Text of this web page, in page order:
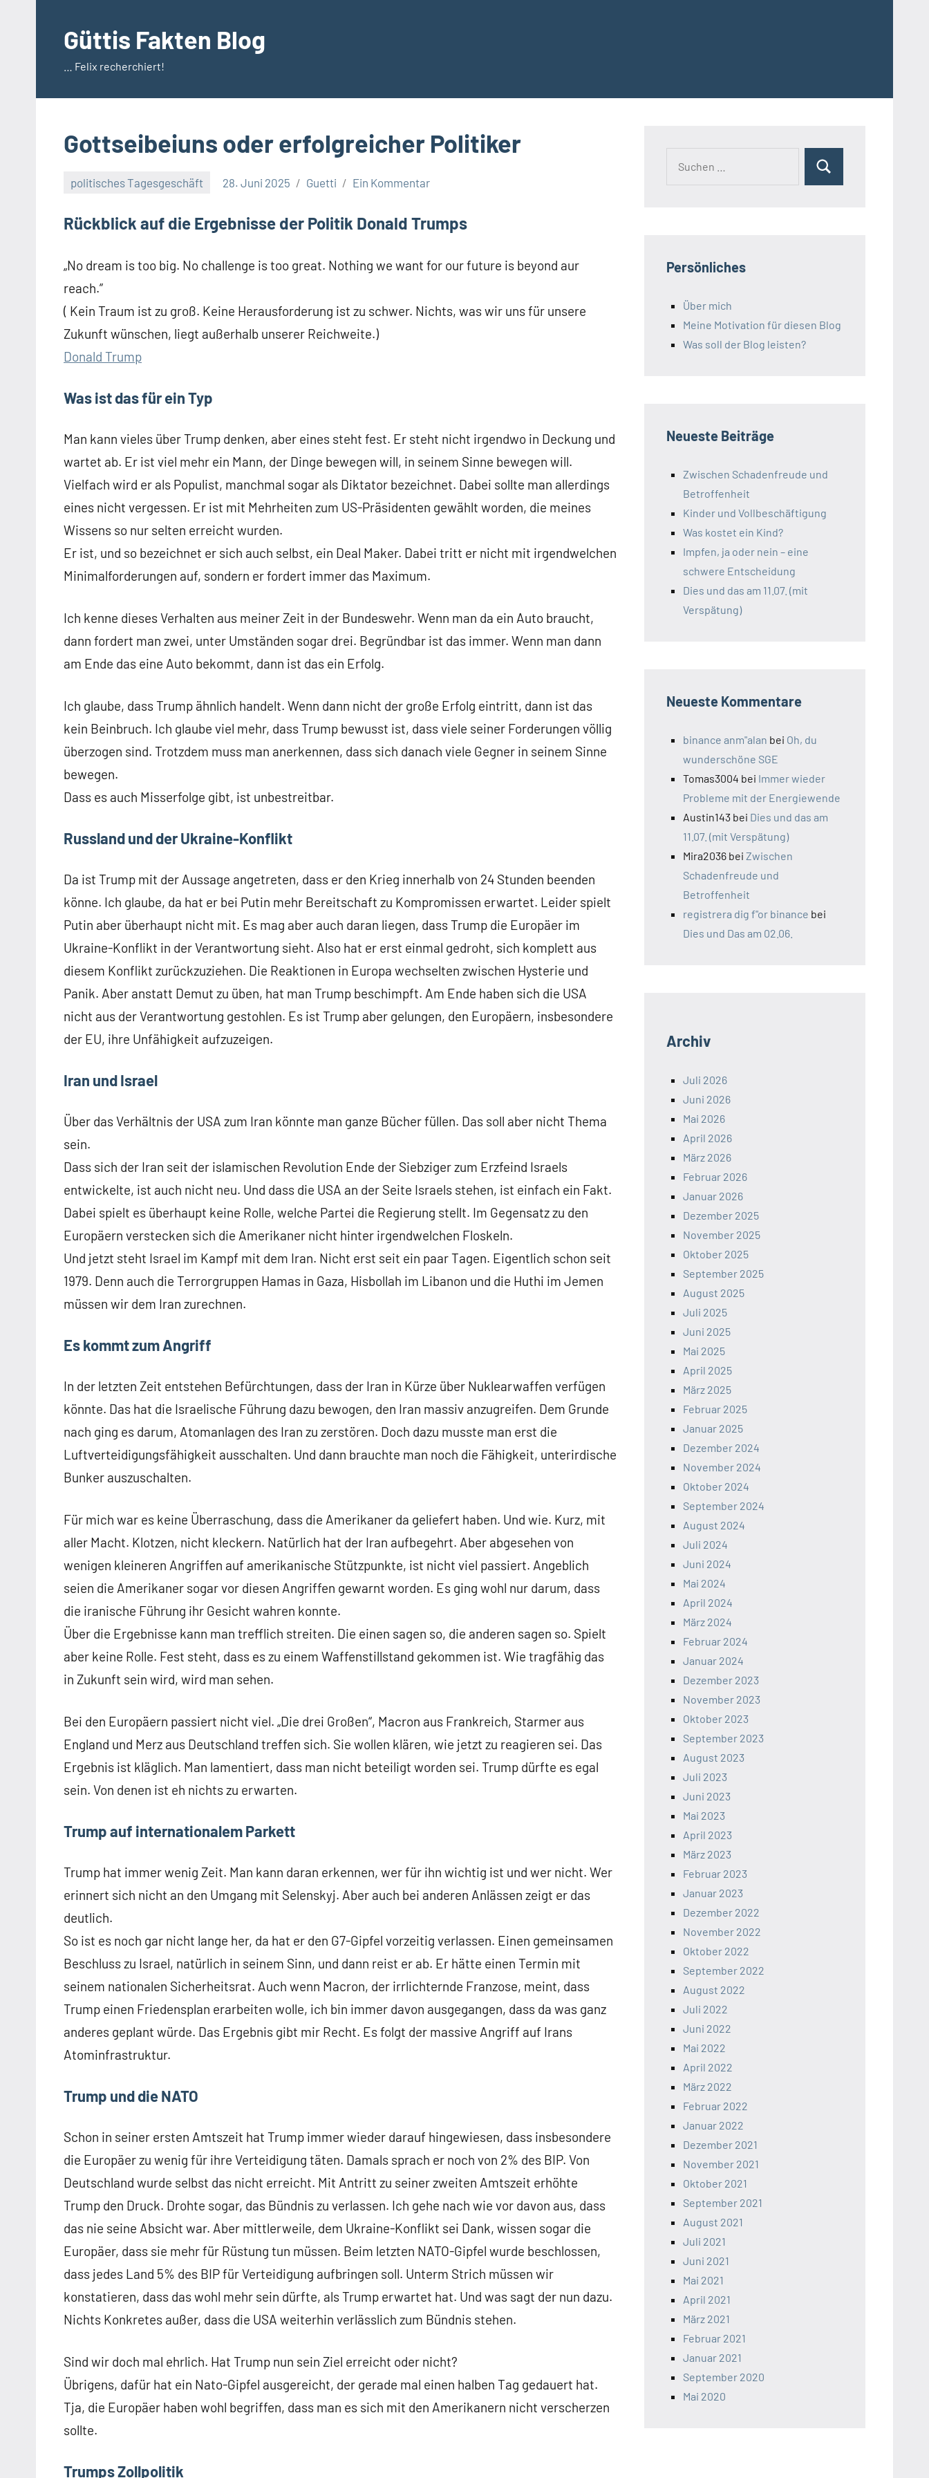
springenGüttis Fakten Blog
… Felix recherchiert!
Gottseibeiuns oder erfolgreicher Politiker
politisches Tagesgeschäft 28. Juni 2025 Guetti Ein Kommentar
Rückblick auf die Ergebnisse der Politik Donald Trumps
„No dream is too big. No challenge is too great. Nothing we want for our future is beyond aur
reach.”
( Kein Traum ist zu groß. Keine Herausforderung ist zu schwer. Nichts, was wir uns für unsere
Zukunft wünschen, liegt außerhalb unserer Reichweite.)
Donald Trump
Was ist das für ein Typ
Man kann vieles über Trump denken, aber eines steht fest. Er steht nicht irgendwo in Deckung und
wartet ab. Er ist viel mehr ein Mann, der Dinge bewegen will, in seinem Sinne bewegen will.
Vielfach wird er als Populist, manchmal sogar als Diktator bezeichnet. Dabei sollte man allerdings
eines nicht vergessen. Er ist mit Mehrheiten zum US-Präsidenten gewählt worden, die meines
Wissens so nur selten erreicht wurden.
Er ist, und so bezeichnet er sich auch selbst, ein Deal Maker. Dabei tritt er nicht mit irgendwelchen
Minimalforderungen auf, sondern er fordert immer das Maximum.
Ich kenne dieses Verhalten aus meiner Zeit in der Bundeswehr. Wenn man da ein Auto braucht,
dann fordert man zwei, unter Umständen sogar drei. Begründbar ist das immer. Wenn man dann
am Ende das eine Auto bekommt, dann ist das ein Erfolg.
Ich glaube, dass Trump ähnlich handelt. Wenn dann nicht der große Erfolg eintritt, dann ist das
kein Beinbruch. Ich glaube viel mehr, dass Trump bewusst ist, dass viele seiner Forderungen völlig
überzogen sind. Trotzdem muss man anerkennen, dass sich danach viele Gegner in seinem Sinne
bewegen.
Dass es auch Misserfolge gibt, ist unbestreitbar.
Russland und der Ukraine-Konflikt
Da ist Trump mit der Aussage angetreten, dass er den Krieg innerhalb von 24 Stunden beenden
könne. Ich glaube, da hat er bei Putin mehr Bereitschaft zu Kompromissen erwartet. Leider spielt
Putin aber überhaupt nicht mit. Es mag aber auch daran liegen, dass Trump die Europäer im
Ukraine-Konflikt in der Verantwortung sieht. Also hat er erst einmal gedroht, sich komplett aus
diesem Konflikt zurückzuziehen. Die Reaktionen in Europa wechselten zwischen Hysterie und
Panik. Aber anstatt Demut zu üben, hat man Trump beschimpft. Am Ende haben sich die USA
nicht aus der Verantwortung gestohlen. Es ist Trump aber gelungen, den Europäern, insbesondere
der EU, ihre Unfähigkeit aufzuzeigen.
Iran und Israel
Über das Verhältnis der USA zum Iran könnte man ganze Bücher füllen. Das soll aber nicht Thema
sein.
Dass sich der Iran seit der islamischen Revolution Ende der Siebziger zum Erzfeind Israels
entwickelte, ist auch nicht neu. Und dass die USA an der Seite Israels stehen, ist einfach ein Fakt.
Dabei spielt es überhaupt keine Rolle, welche Partei die Regierung stellt. Im Gegensatz zu den
Europäern verstecken sich die Amerikaner nicht hinter irgendwelchen Floskeln.
Und jetzt steht Israel im Kampf mit dem Iran. Nicht erst seit ein paar Tagen. Eigentlich schon seit
1979. Denn auch die Terrorgruppen Hamas in Gaza, Hisbollah im Libanon und die Huthi im Jemen
müssen wir dem Iran zurechnen.
Es kommt zum Angriff
In der letzten Zeit entstehen Befürchtungen, dass der Iran in Kürze über Nuklearwaffen verfügen
könnte. Das hat die Israelische Führung dazu bewogen, den Iran massiv anzugreifen. Dem Grunde
nach ging es darum, Atomanlagen des Iran zu zerstören. Doch dazu musste man erst die
Luftverteidigungsfähigkeit ausschalten. Und dann brauchte man noch die Fähigkeit, unterirdische
Bunker auszuschalten.
Für mich war es keine Überraschung, dass die Amerikaner da geliefert haben. Und wie. Kurz, mit
aller Macht. Klotzen, nicht kleckern. Natürlich hat der Iran aufbegehrt. Aber abgesehen von
wenigen kleineren Angriffen auf amerikanische Stützpunkte, ist nicht viel passiert. Angeblich
seien die Amerikaner sogar vor diesen Angriffen gewarnt worden. Es ging wohl nur darum, dass
die iranische Führung ihr Gesicht wahren konnte.
Über die Ergebnisse kann man trefflich streiten. Die einen sagen so, die anderen sagen so. Spielt
aber keine Rolle. Fest steht, dass es zu einem Waffenstillstand gekommen ist. Wie tragfähig das
in Zukunft sein wird, wird man sehen.
Bei den Europäern passiert nicht viel. „Die drei Großen“, Macron aus Frankreich, Starmer aus
England und Merz aus Deutschland treffen sich. Sie wollen klären, wie jetzt zu reagieren sei. Das
Ergebnis ist kläglich. Man lamentiert, dass man nicht beteiligt worden sei. Trump dürfte es egal
sein. Von denen ist eh nichts zu erwarten.
Trump auf internationalem Parkett
Trump hat immer wenig Zeit. Man kann daran erkennen, wer für ihn wichtig ist und wer nicht. Wer
erinnert sich nicht an den Umgang mit Selenskyj. Aber auch bei anderen Anlässen zeigt er das
deutlich.
So ist es noch gar nicht lange her, da hat er den G7-Gipfel vorzeitig verlassen. Einen gemeinsamen
Beschluss zu Israel, natürlich in seinem Sinn, und dann reist er ab. Er hätte einen Termin mit
seinem nationalen Sicherheitsrat. Auch wenn Macron, der irrlichternde Franzose, meint, dass
Trump einen Friedensplan erarbeiten wolle, ich bin immer davon ausgegangen, dass da was ganz
anderes geplant würde. Das Ergebnis gibt mir Recht. Es folgt der massive Angriff auf Irans
Atominfrastruktur.
Trump und die NATO
Schon in seiner ersten Amtszeit hat Trump immer wieder darauf hingewiesen, dass insbesondere
die Europäer zu wenig für ihre Verteidigung täten. Damals sprach er noch von 2% des BIP. Von
Deutschland wurde selbst das nicht erreicht. Mit Antritt zu seiner zweiten Amtszeit erhöhte
Trump den Druck. Drohte sogar, das Bündnis zu verlassen. Ich gehe nach wie vor davon aus, dass
das nie seine Absicht war. Aber mittlerweile, dem Ukraine-Konflikt sei Dank, wissen sogar die
Europäer, dass sie mehr für Rüstung tun müssen. Beim letzten NATO-Gipfel wurde beschlossen,
dass jedes Land 5% des BIP für Verteidigung aufbringen soll. Unterm Strich müssen wir
konstatieren, dass das wohl mehr sein dürfte, als Trump erwartet hat. Und was sagt der nun dazu.
Nichts Konkretes außer, dass die USA weiterhin verlässlich zum Bündnis stehen.
Sind wir doch mal ehrlich. Hat Trump nun sein Ziel erreicht oder nicht?
Übrigens, dafür hat ein Nato-Gipfel ausgereicht, der gerade mal einen halben Tag gedauert hat.
Tja, die Europäer haben wohl begriffen, dass man es sich mit den Amerikanern nicht verscherzen
sollte.
Trumps Zollpolitik
Suchen
Persönliches
Über mich
Meine Motivation für diesen Blog
Was soll der Blog leisten?
Neueste Beiträge
Zwischen Schadenfreude und
Betroffenheit
Kinder und Vollbeschäftigung
Was kostet ein Kind?
Impfen, ja oder nein – eine
schwere Entscheidung
Dies und das am 11.07. (mit
Verspätung)
Neueste Kommentare
binance anm"alan bei Oh, du
wunderschöne SGE
Tomas3004 bei Immer wieder
Probleme mit der Energiewende
Austin143 bei Dies und das am
11.07. (mit Verspätung)
Mira2036 bei Zwischen
Schadenfreude und
Betroffenheit
registrera dig f"or binance bei
Dies und Das am 02.06.
Archiv
Juli 2026
Juni 2026
Mai 2026
April 2026
März 2026
Februar 2026
Januar 2026
Dezember 2025
November 2025
Oktober 2025
September 2025
August 2025
Juli 2025
Juni 2025
Mai 2025
April 2025
März 2025
Februar 2025
Januar 2025
Dezember 2024
November 2024
Oktober 2024
September 2024
August 2024
Juli 2024
Juni 2024
Mai 2024
April 2024
März 2024
Februar 2024
Januar 2024
Dezember 2023
November 2023
Oktober 2023
September 2023
August 2023
Juli 2023
Juni 2023
Mai 2023
April 2023
März 2023
Februar 2023
Januar 2023
Dezember 2022
November 2022
Oktober 2022
September 2022
August 2022
Juli 2022
Juni 2022
Mai 2022
April 2022
März 2022
Februar 2022
Januar 2022
Dezember 2021
November 2021
Oktober 2021
September 2021
August 2021
Juli 2021
Juni 2021
Mai 2021
April 2021
März 2021
Februar 2021
Januar 2021
September 2020
Mai 2020